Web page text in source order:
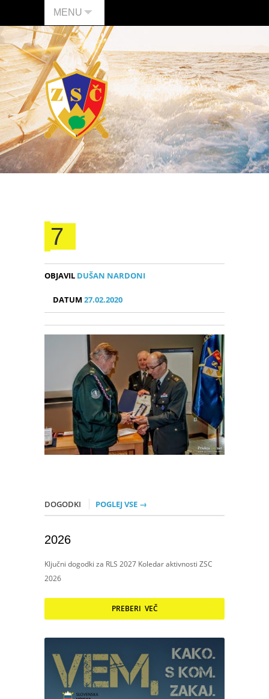
MENU
7
OBJAVIL DUŠAN NARDONI
DATUM27.02.2020
DOGODKI POGLEJ VSE →
2026
Ključni dogodki za RLS 2027 Koledar aktivnosti ZSC
2026
PREBERI VEČ